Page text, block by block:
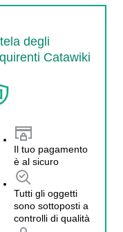
degli
Catawiki
Il tuo pagamento
è al sicuro
Tutti gli oggetti
sono sottoposti a
controlli di qualità